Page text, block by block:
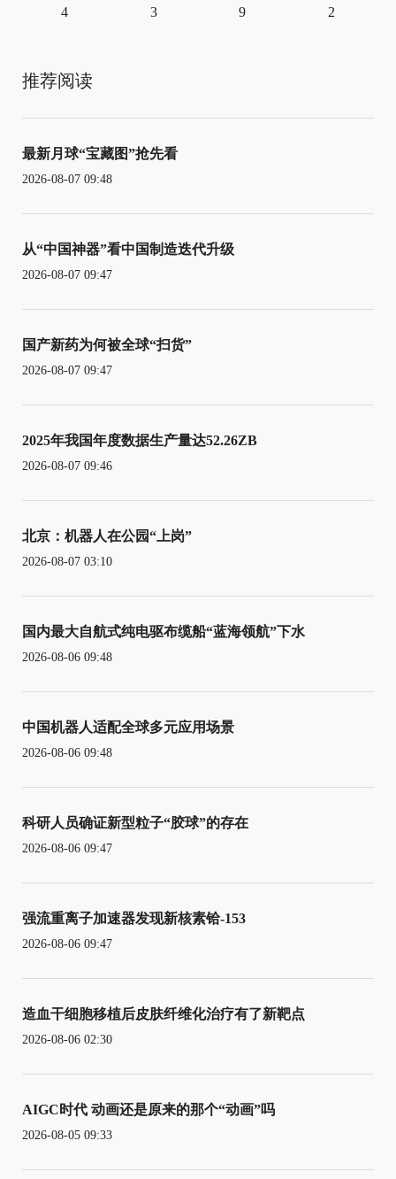
4 3 9 2
推荐阅读
最新月球“宝藏图”抢先看
2026-08-07 09:48
从“中国神器”看中国制造迭代升级
2026-08-07 09:47
国产新药为何被全球“扫货”
2026-08-07 09:47
2025年我国年度数据生产量达52.26ZB
2026-08-07 09:46
北京：机器人在公园“上岗”
2026-08-07 03:10
国内最大自航式纯电驱布缆船“蓝海领航”下水
2026-08-06 09:48
中国机器人适配全球多元应用场景
2026-08-06 09:48
科研人员确证新型粒子“胶球”的存在
2026-08-06 09:47
强流重离子加速器发现新核素铪-153
2026-08-06 09:47
造血干细胞移植后皮肤纤维化治疗有了新靶点
2026-08-06 02:30
AIGC时代 动画还是原来的那个“动画”吗
2026-08-05 09:33